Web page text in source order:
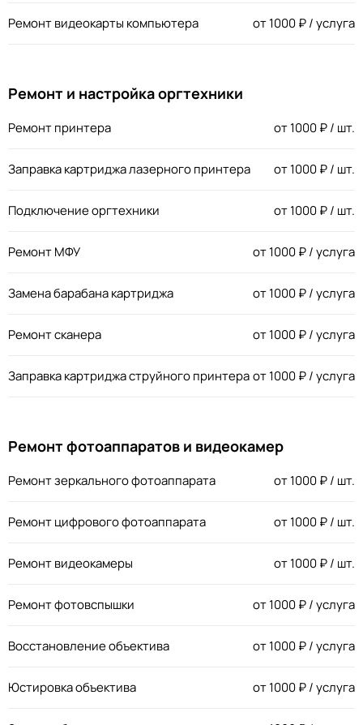
Ремонт видеокарты компьютера от1000₽ / услуга
Ремонт и настройка оргтехники
Ремонт принтера от1000₽ / шт.
Заправка картриджа лазерного принтера от1000₽ / шт.
Подключение оргтехники от1000₽ / шт.
Ремонт МФУ от1000₽ / услуга
Замена барабана картриджа от1000₽ / услуга
Ремонт сканера от1000₽ / услуга
Заправка картриджа струйного принтераот1000₽ / услуга
Ремонт фотоаппаратов и видеокамер
Ремонт зеркального фотоаппарата от1000₽ / шт.
Ремонт цифрового фотоаппарата от1000₽ / шт.
Ремонт видеокамеры от1000₽ / шт.
Ремонт фотовспышки от1000₽ / услуга
Восстановление объектива от1000₽ / услуга
Юстировка объектива от1000₽ / услуга